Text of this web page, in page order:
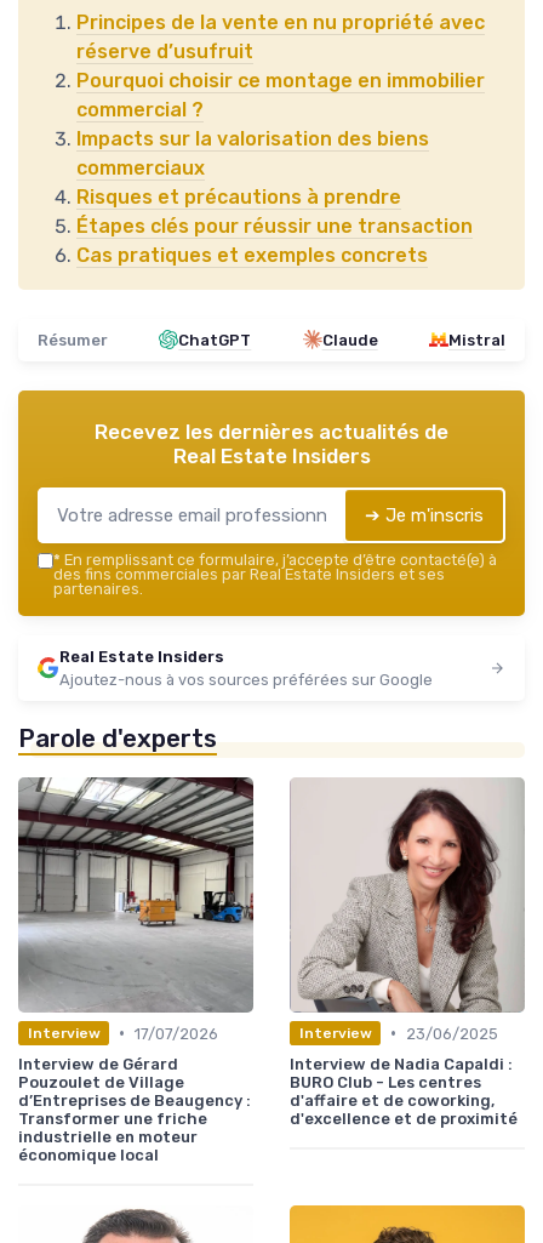
Principes de la vente en nu propriété avec
réserve d’usufruit
Pourquoi choisir ce montage en immobilier
commercial ?
Impacts sur la valorisation des biens
commerciaux
Risques et précautions à prendre
Étapes clés pour réussir une transaction
Cas pratiques et exemples concrets
Résumer ChatGPT Claude Mistral
Recevez les dernières actualités de
Real Estate Insiders
➔ Je m'inscris
* En remplissant ce formulaire, j’accepte d’être contacté(e) à
des fins commerciales par Real Estate Insiders et ses
partenaires.
Real Estate Insiders
Ajoutez-nous à vos sources préférées sur Google
Parole d'experts
Interview • 17/07/2026
Interview de Gérard
Pouzoulet de Village
d’Entreprises de Beaugency :
Transformer une friche
industrielle en moteur
économique local
Interview •
23/06/2025
Interview de Nadia Capaldi :
BURO Club - Les centres
d'affaire et de coworking,
d'excellence et de proximité